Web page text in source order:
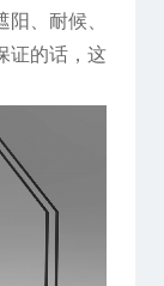
、耐候、
证的话，这